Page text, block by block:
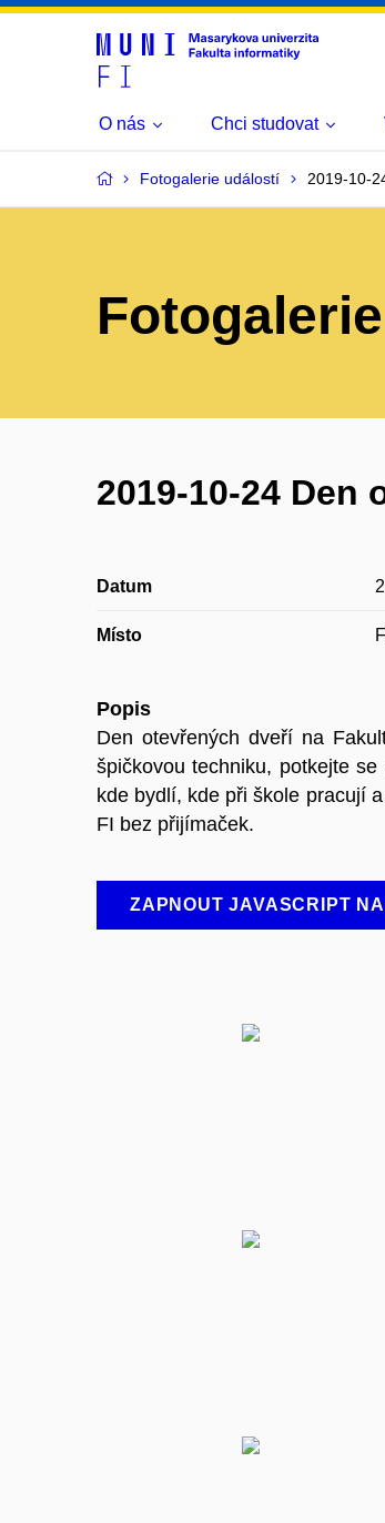
O nás Chci studovat
Fotogalerie událostí 2019-10-
2019-10-24 Den
Datum
Místo
Popis
Den otevřených dveří na
špičkovou techniku, potkejte
kde bydlí, kde při škole pracují
FI bez přijímaček.
ZAPNOUT JAVASCRIPT